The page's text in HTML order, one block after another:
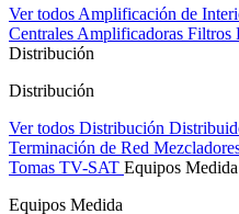
Ver todos Amplificación de
Centrales Amplificadoras Filtros
Distribución
Distribución
Ver todos Distribución
Terminación de Red
Tomas TV-SAT Equipos Medida
Equipos Medida